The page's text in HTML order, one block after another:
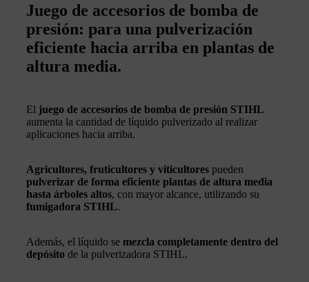
Juego de accesorios de bomba de
presión: para una pulverización
eficiente hacia arriba en plantas de
altura media.
El juego de accesorios de bomba de presión STIHL
aumenta la cantidad de líquido pulverizado al realizar
aplicaciones hacia arriba.
Agricultores, fruticultores y viticultores pueden
pulverizar de forma eficiente plantas de altura media
hasta árboles altos, con mayor alcance, utilizando su
fumigadora STIHL.
Además, el líquido se mezcla completamente dentro del
depósito de la pulverizadora STIHL.